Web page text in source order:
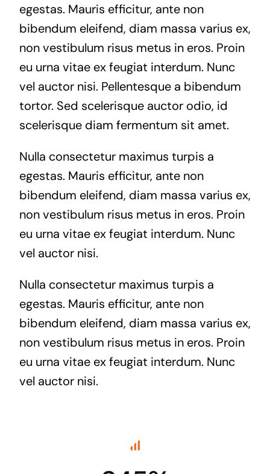
egestas. Mauris efficitur, ante non
bibendum eleifend, diam massa varius ex,
non vestibulum risus metus in eros. Proin
eu urna vitae ex feugiat interdum. Nunc
vel auctor nisi. Pellentesque a bibendum
tortor. Sed scelerisque auctor odio, id
scelerisque diam fermentum sit amet.
Nulla consectetur maximus turpis a
egestas. Mauris efficitur, ante non
bibendum eleifend, diam massa varius ex,
non vestibulum risus metus in eros. Proin
eu urna vitae ex feugiat interdum. Nunc
vel auctor nisi.
Nulla consectetur maximus turpis a
egestas. Mauris efficitur, ante non
bibendum eleifend, diam massa varius ex,
non vestibulum risus metus in eros. Proin
eu urna vitae ex feugiat interdum. Nunc
vel auctor nisi.